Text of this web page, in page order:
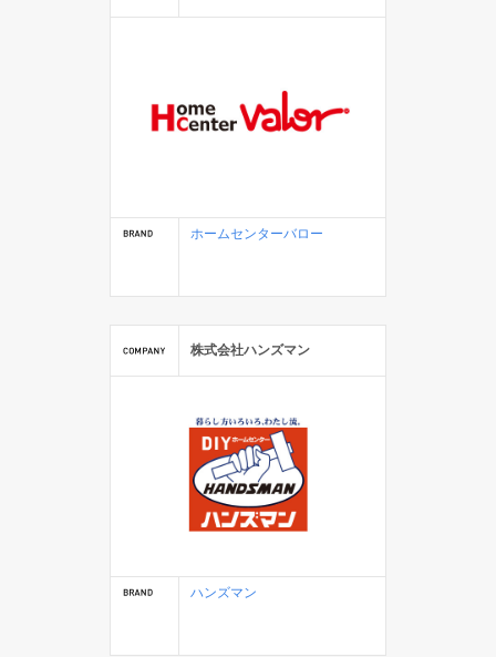
ホームセンターバロー
株式会社ハンズマン
ハンズマン